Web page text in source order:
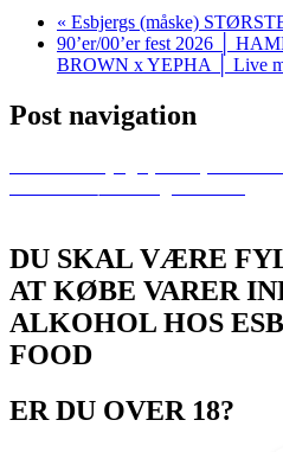
« Esbjergs (måske)
90’er/00’er fest 2026 │
BROWN x YEPHA │ Live
Post navigation
DU SKAL VÆRE
AT KØBE VARER
ALKOHOL HOS
FOOD
ER DU OVER 18?